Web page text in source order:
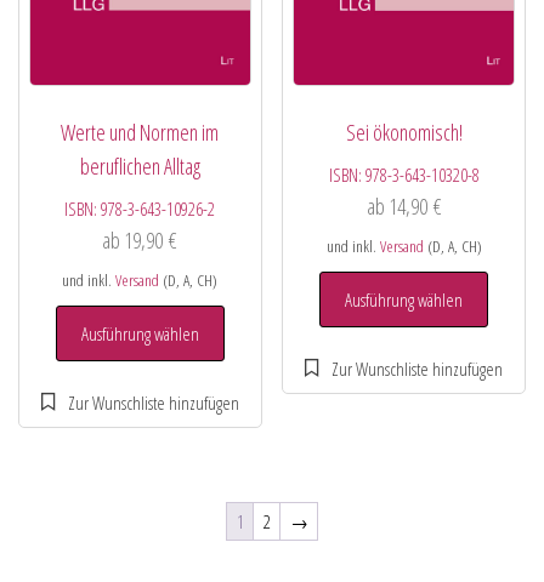
Werte und Normen im
beruflichen Alltag
ISBN:978-3-643-10926-2
ab 19,90€
und inkl.Versand (D, A, CH)
Ausführung wählen
Sei ökonomisch!
ISBN: 978-3-643-10320-8
ab 14,90 €
und inkl. Versand (D, A, CH)
Ausführung wählen
1 2 →